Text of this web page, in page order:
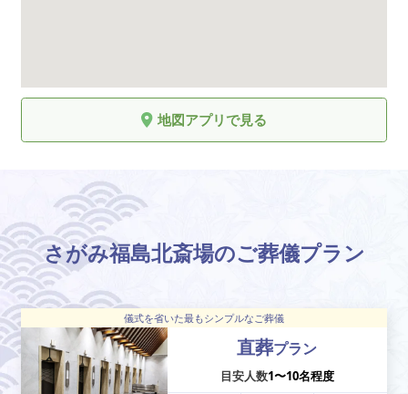
地図アプリで見る
さがみ福島北斎場のご葬儀プラン
儀式を省いた最もシンプルなご葬儀
直葬プラン
目安人数1〜10名程度